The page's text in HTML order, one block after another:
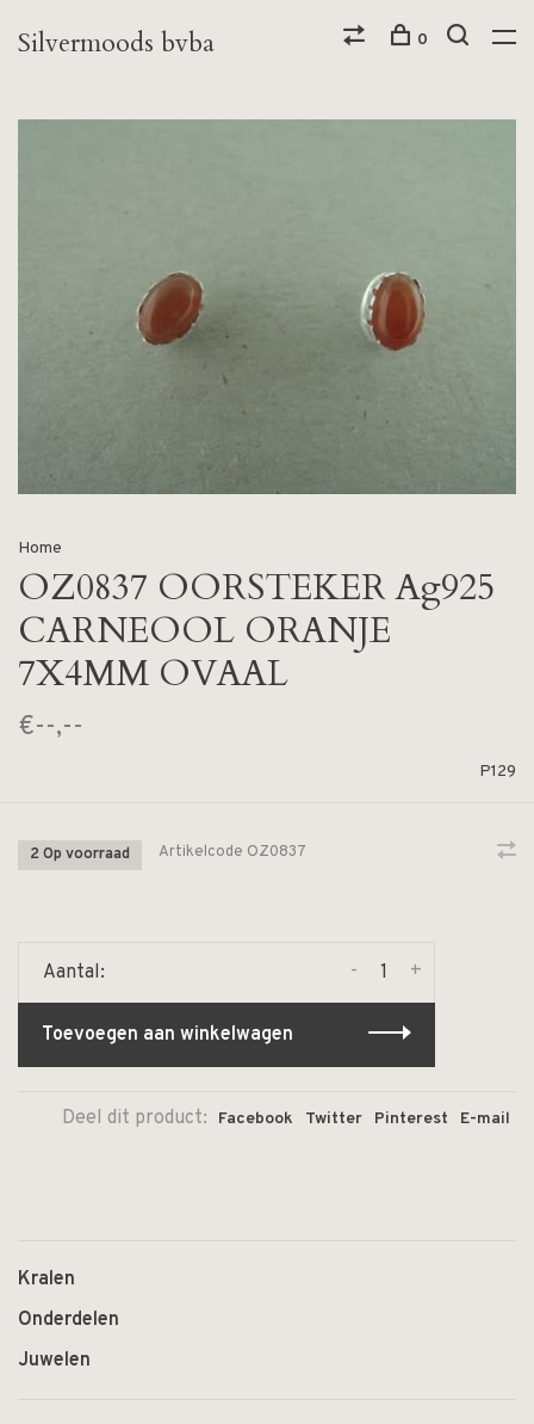
Silvermoods bvba 0
Home
OZ0837 OORSTEKER Ag925
CARNEOOL ORANJE
7X4MM OVAAL
€--,--
P129
2 Op voorraad Artikelcode OZ0837
Aantal: +
-
Toevoegen aan winkelwagen
Deel dit product: Facebook Twitter Pinterest E-mail
Kralen
Onderdelen
Juwelen